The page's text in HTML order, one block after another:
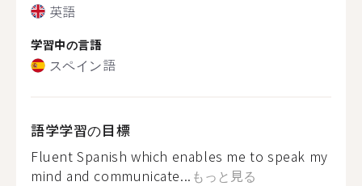
英語
学習中の言語
スペイン語
語学学習の目標
Fluent Spanish which enables me to speak my
mind and communicate... もっと見る